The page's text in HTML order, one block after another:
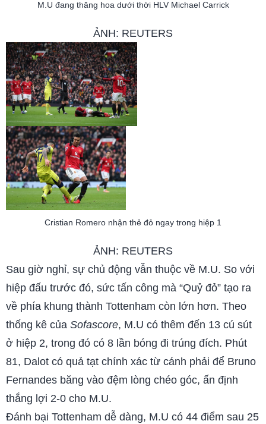
M.U đang thăng hoa dưới thời HLV Michael Carrick
ẢNH: REUTERS
Cristian Romero nhận thẻ đỏ ngay trong hiệp 1
ẢNH: REUTERS
Sau giờ nghỉ, sự chủ động vẫn thuộc về M.U. So với
hiệp đấu trước đó, sức tấn công mà “Quỷ đỏ” tạo ra
về phía khung thành Tottenham còn lớn hơn. Theo
thống kê của Sofascore, M.U có thêm đến 13 cú sút
ở hiệp 2, trong đó có 8 lần bóng đi trúng đích. Phút
81, Dalot có quả tạt chính xác từ cánh phải để Bruno
Fernandes băng vào đệm lòng chéo góc, ấn định
thắng lợi 2-0 cho M.U.
Đánh bại Tottenham dễ dàng, M.U có 44 điểm sau 25